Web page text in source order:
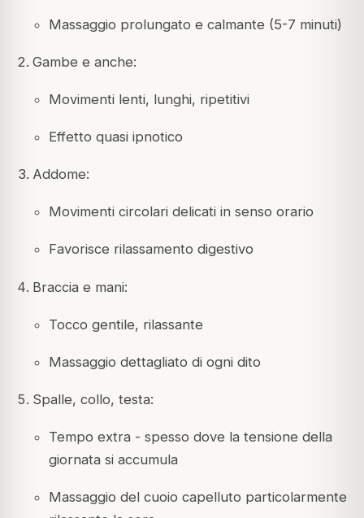
Massaggio prolungato e calmante (5-7 minuti)
Gambe e anche:
Movimenti lenti, lunghi, ripetitivi
Effetto quasi ipnotico
Addome:
Movimenti circolari delicati in senso orario
Favorisce rilassamento digestivo
Braccia e mani:
Tocco gentile, rilassante
Massaggio dettagliato di ogni dito
Spalle, collo, testa:
Tempo extra - spesso dove la tensione della
giornata si accumula
Massaggio del cuoio capelluto particolarmente